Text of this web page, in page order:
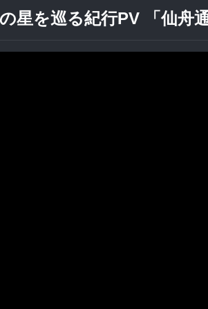
星を巡る紀行PV 「仙舟